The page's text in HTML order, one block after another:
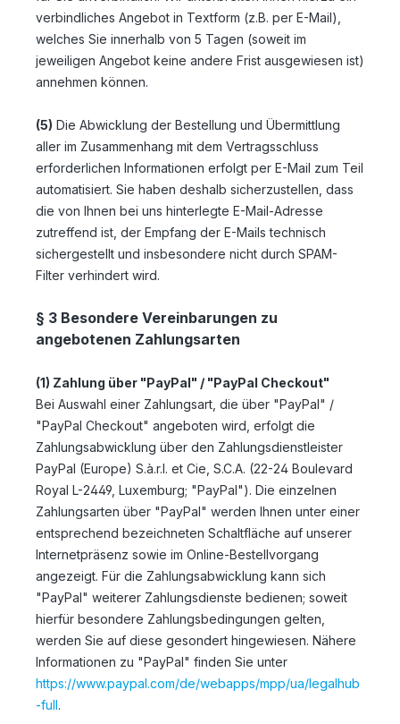
verbindliches Angebot in Textform (z.B. per E-Mail),
welches Sie innerhalb von 5 Tagen (soweit im
jeweiligen Angebot keine andere Frist ausgewiesen ist)
annehmen können.
(5) Die Abwicklung der Bestellung und Übermittlung
aller im Zusammenhang mit dem Vertragsschluss
erforderlichen Informationen erfolgt per E-Mail zum Teil
automatisiert. Sie haben deshalb sicherzustellen, dass
die von Ihnen bei uns hinterlegte E-Mail-Adresse
zutreffend ist, der Empfang der E-Mails technisch
sichergestellt und insbesondere nicht durch SPAM-
Filter verhindert wird.
§ 3 Besondere Vereinbarungen zu
angebotenen Zahlungsarten
(1) Zahlung über "PayPal" / "PayPal Checkout"
Bei Auswahl einer Zahlungsart, die über "PayPal" /
"PayPal Checkout" angeboten wird, erfolgt die
Zahlungsabwicklung über den Zahlungsdienstleister
PayPal (Europe) S.à.r.l. et Cie, S.C.A. (22-24 Boulevard
Royal L-2449, Luxemburg; "PayPal"). Die einzelnen
Zahlungsarten über "PayPal" werden Ihnen unter einer
entsprechend bezeichneten Schaltfläche auf unserer
Internetpräsenz sowie im Online-Bestellvorgang
angezeigt. Für die Zahlungsabwicklung kann sich
"PayPal" weiterer Zahlungsdienste bedienen; soweit
hierfür besondere Zahlungsbedingungen gelten,
werden Sie auf diese gesondert hingewiesen. Nähere
Informationen zu "PayPal" finden Sie unter
https://www.paypal.com/de/webapps/mpp/ua/legalhub
-full.